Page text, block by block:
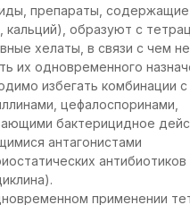
препараты, содержащие
кальций), образуют с
хелаты, в связи с чем
их одновременного
избегать комбинации с
цефалоспоринами,
бактерицидное
антагонистами
антибиотиков
применении